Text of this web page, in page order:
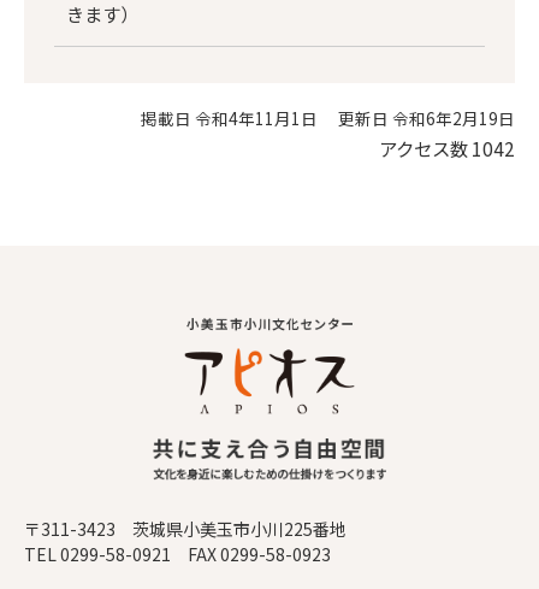
きます）
掲載日 令和4年11月1日 更新日 令和6年2月19日
アクセス数1042
〒311-3423 茨城県小美玉市小川225番地
TEL 0299-58-0921 FAX 0299-58-0923